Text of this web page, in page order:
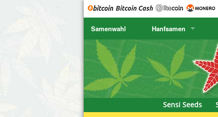
Samenwahl Hanfsamen
SENSI SEEDS
SENSI SEEDS RESEARCH
NIRVANA
CBD
Chronic
Sensi Seeds